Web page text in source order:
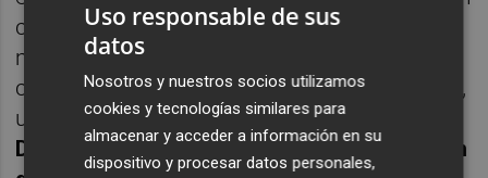
cumplir con los requisitos para optar al
mismo. Por ello, Distrito Digital y Red.es
colaboran en esta presentación autonómica,
una
jornada alineada con la estrategia de
Distrito Digital, que trabaja en liderar el Plan
Uso responsable de sus
datos
Nosotros y nuestros socios utilizamos
cookies y tecnologías similares para
almacenar y acceder a información en su
dispositivo y procesar datos personales,